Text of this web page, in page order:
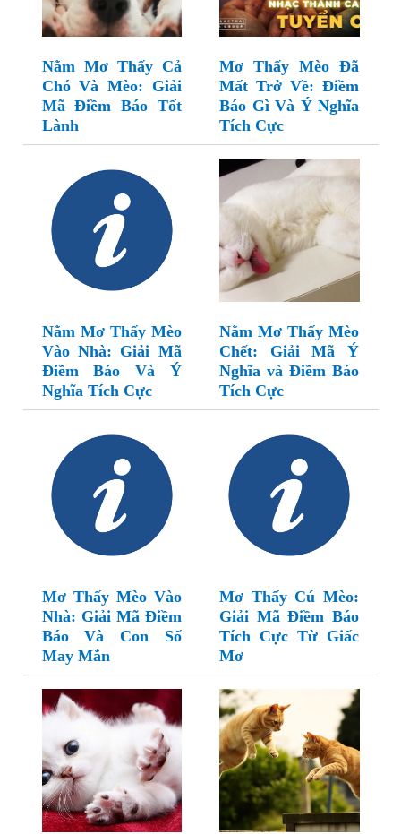
Nằm Mơ Thấy Cả
Chó Và Mèo: Giải
Mã Điềm Báo Tốt
Lành
Mơ Thấy Mèo Đã
Mất Trở Về: Điềm
Báo Gì Và Ý Nghĩa
Tích Cực
Nằm Mơ Thấy Mèo
Vào Nhà: Giải Mã
Điềm Báo Và Ý
Nghĩa Tích Cực
Nằm Mơ Thấy Mèo
Chết: Giải Mã Ý
Nghĩa và Điềm Báo
Tích Cực
Mơ Thấy Mèo Vào
Nhà: Giải Mã Điềm
Báo Và Con Số
May Mắn
Mơ Thấy Cú Mèo:
Giải Mã Điềm Báo
Tích Cực Từ Giấc
Mơ